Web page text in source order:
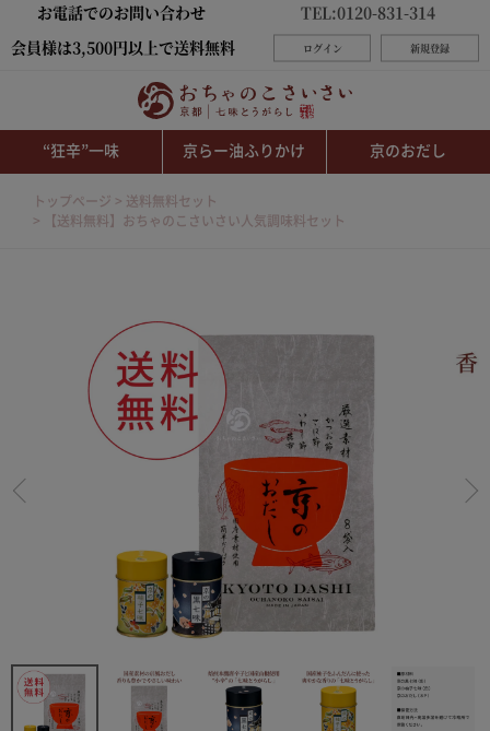
お電話でのお問い合わせ
TEL:0120-831-314
会員様は3,500円以上で送料無料
ログイン 新規登録
“狂辛”一味 京らー油ふりかけ 京のおだし
トップページ
送料無料セット
【送料無料】おちゃのこさいさい人気調味料セット